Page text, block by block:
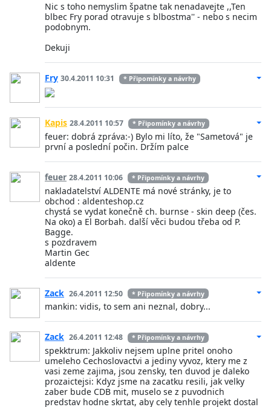
Nic s toho nemyslim špatne tak nenadavejte ,,Ten
blbec Fry porad otravuje s blbostma'' - nebo s necim
podobnym.
Dekuji
Fry 30.4.2011 10:31 * Připomínky a návrhy
Kapis 28.4.2011 10:57 * Připomínky a návrhy
feuer: dobrá zpráva:-) Bylo mi líto, že "Sametová" je
první a poslední počin. Držím palce
feuer 28.4.2011 10:06 * Připomínky a návrhy
nakladatelství ALDENTE má nové stránky, je to
obchod : aldenteshop.cz
chystá se vydat konečně ch. burnse - skin deep (čes.
Na oko) a El Borbah. další věci budou třeba od P.
Bagge.
s pozdravem
Martin Gec
aldente
Zack 26.4.2011 12:50 * Připomínky a návrhy
mankin: vidis, to sem ani neznal, dobry...
Zack 26.4.2011 12:48 * Připomínky a návrhy
spekktrum: Jakkoliv nejsem uplne pritel onoho
umeleho Cechoslovactvi a jediny vyvoz, ktery me z
vasi zeme zajima, jsou zensky, ten duvod je daleko
prozaictejsi: Kdyz jsme na zacatku resili, jak velky
zaber bude CDB mit, muselo se z puvodnich
predstav hodne skrtat, aby cely tenhle projekt dostal